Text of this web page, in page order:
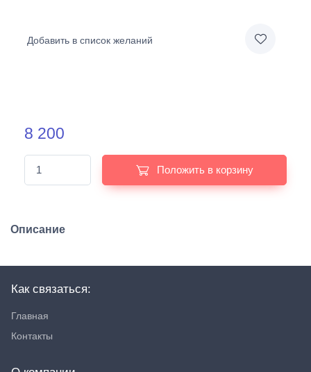
Добавить в список желаний
8 200
Положить в корзину
Описание
Как связаться:
Главная
Контакты